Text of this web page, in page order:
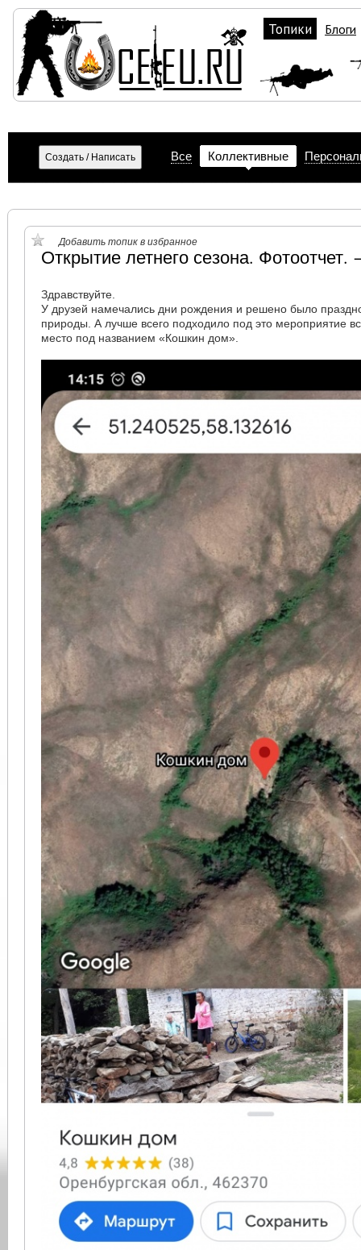
Топики Блоги
Все Коллективные
Добавить топик в избранное
Открытие летнего сезона. Фотоотчет.
Здравствуйте.
У друзей намечались дни рождения и решено было
природы. А лучше всего подходило под это мероприятие
место под названием «Кошкин дом».